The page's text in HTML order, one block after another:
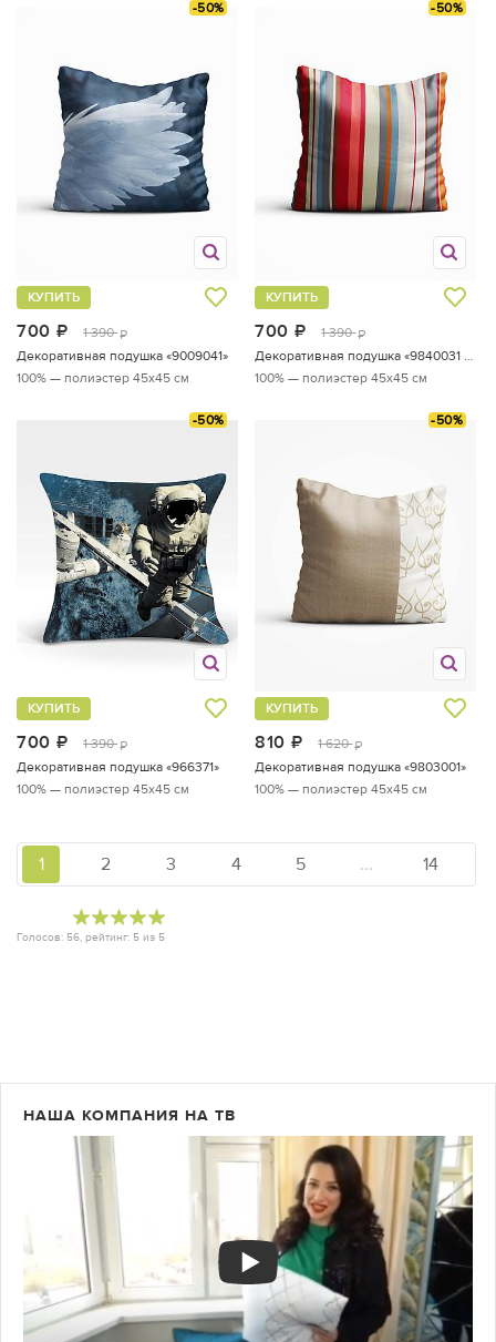
-50%
700 руб.
1 390 руб.
КУПИТЬ
Декоративная подушка «9009041»
100% — полиэстер 45x45 см
-50%
700 руб.
1 390 руб.
КУПИТЬ
100% — полиэстер45x45 см
-50%
700 руб.
1 390 руб.
КУПИТЬ
Декоративная подушка «966371»
100% — полиэстер 45x45 см
-50%
810 руб.
1 620 руб.
КУПИТЬ
Декоративная подушка «9803001»
100% — полиэстер45x45 см
Голосов: 56, рейтинг: 5 из 5
1 2 3 4 5 ... 14
НАША КОМПАНИЯ НА ТВ